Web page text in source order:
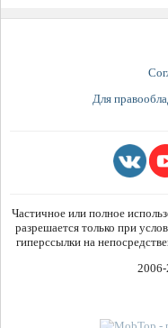
Для
Частичное или полное
разрешается только при
гиперссылки на